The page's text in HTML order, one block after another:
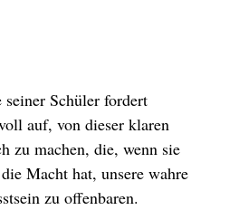
Schüler fordert
auf, von dieser klaren
zu machen, die, wenn sie
Macht hat, unsere wahre
zu offenbaren.